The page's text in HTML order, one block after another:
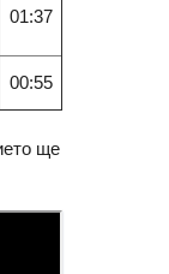
01:37
00:55
ще